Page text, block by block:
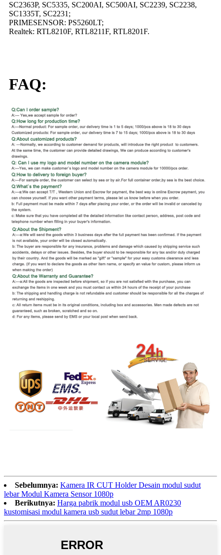
SC2363P, SC5335, SC200AI, SC500AI, SC2239, SC2238,
SC1335T, SC2231;
PRIMESENSOR: PS5260LT;
Realtek: RTL8210F, RTL8211F, RTL8201F.
FAQ:
Sebelumnya: Kamera IR CUT Holder Desain modul sudut
lebar Modul Kamera Sensor 1080p
Berikutnya: Harga pabrik modul usb OEM AR0230
kustomisasi modul kamera usb sudut lebar 2mp 1080p